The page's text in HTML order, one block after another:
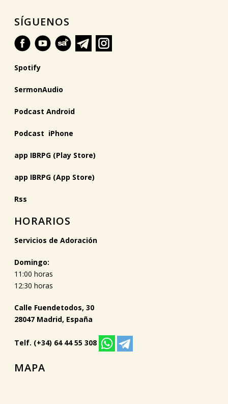
SÍGUENOS
Spotify
SermonAudio
Podcast Android
Podcast iPhone
app IBRPG (Play Store)
app IBRPG (App Store)
Rss
HORARIOS
Servicios de Adoración
Domingo:
11:00 horas
12:30 horas
Calle Fuendetodos, 30
28047 Madrid, España
Telf. (+34) 64 44 55 308
MAPA